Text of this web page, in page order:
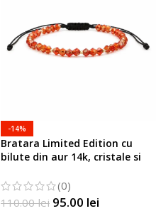
-14%
Bratara Limited Edition cu
bilute din aur 14k, cristale si
(0)
110.00lei 95.00 lei